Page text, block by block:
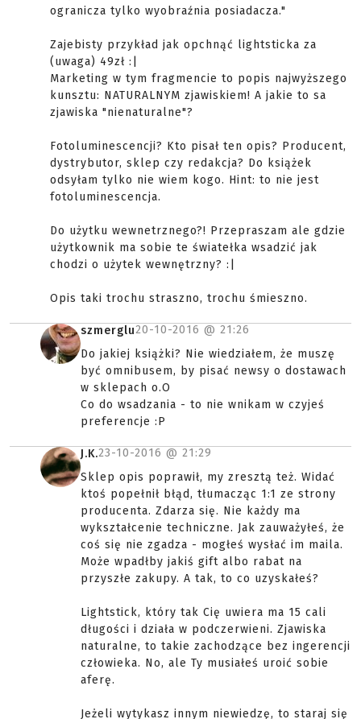
ogranicza tylko wyobraźnia posiadacza."
Zajebisty przykład jak opchnąć lightsticka za
(uwaga) 49zł :|
Marketing w tym fragmencie to popis najwyższego
kunsztu: NATURALNYM zjawiskiem! A jakie to sa
zjawiska "nienaturalne"?
Fotoluminescencji? Kto pisał ten opis? Producent,
dystrybutor, sklep czy redakcja? Do książek
odsyłam tylko nie wiem kogo. Hint: to nie jest
fotoluminescencja.
Do użytku wewnetrznego?! Przepraszam ale gdzie
użytkownik ma sobie te światełka wsadzić jak
chodzi o użytek wewnętrzny? :|
Opis taki trochu straszno, trochu śmieszno.
szmerglu20-10-2016 @ 21:26
Do jakiej książki? Nie wiedziałem, że muszę
być omnibusem, by pisać newsy o dostawach
w sklepach o.O
Co do wsadzania - to nie wnikam w czyjeś
preferencje :P
J.K.23-10-2016 @ 21:29
Sklep opis poprawił, my zresztą też. Widać
ktoś popełnił błąd, tłumacząc 1:1 ze strony
producenta. Zdarza się. Nie każdy ma
wykształcenie techniczne. Jak zauważyłeś, że
coś się nie zgadza - mogłeś wysłać im maila.
Może wpadłby jakiś gift albo rabat na
przyszłe zakupy. A tak, to co uzyskałeś?
Lightstick, który tak Cię uwiera ma 15 cali
długości i działa w podczerwieni. Zjawiska
naturalne, to takie zachodzące bez ingerencji
człowieka. No, ale Ty musiałeś uroić sobie
aferę.
Jeżeli wytykasz innym niewiedzę, to staraj się